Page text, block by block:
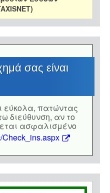
σας είναι
εύκολα, πατώντας
διεύθυνση, αν το
ασφαλισμένο
Check_ins.aspx